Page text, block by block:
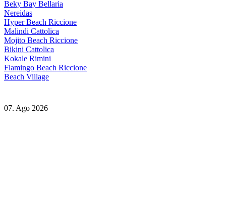
Beky Bay Bellaria
Nereidas
Hyper Beach Riccione
Malindi Cattolica
Mojito Beach Riccione
Bikini Cattolica
Kokale Rimini
Flamingo Beach Riccione
Beach Village
07. Ago 2026